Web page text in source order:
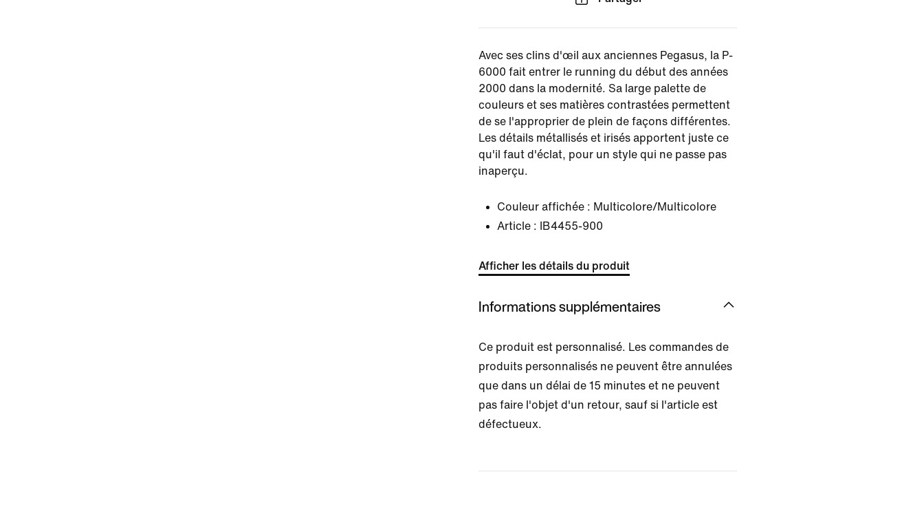
Avec ses clins d'œil aux anciennes Pegasus, la P-
6000 fait entrer le running du début des années
2000 dans la modernité. Sa large palette de
couleurs et ses matières contrastées permettent
de se l'approprier de plein de façons différentes.
Les détails métallisés et irisés apportent juste ce
qu'il faut d'éclat, pour un style qui ne passe pas
inaperçu.
Couleur affichée : Multicolore/Multicolore
Article :
IB4455-900
Afficher les détails du produit
Informations supplémentaires
Ce produit est personnalisé. Les commandes de
produits personnalisés ne peuvent être annulées
que dans un délai de 15 minutes et ne peuvent
pas faire l'objet d'un retour, sauf si l'article est
défectueux.